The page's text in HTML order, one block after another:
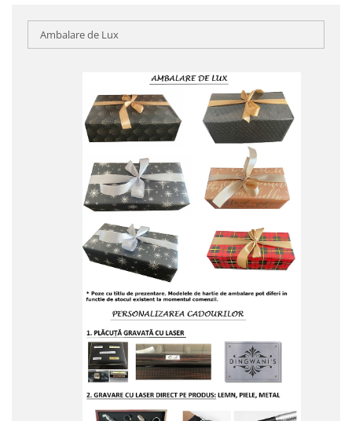
Ambalare de Lux